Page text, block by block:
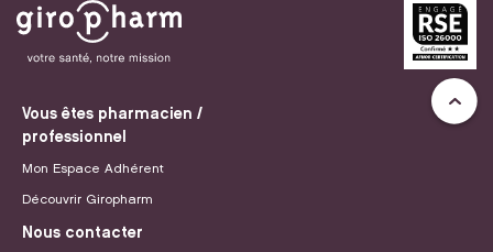
Vous êtes pharmacien /
professionnel
Mon Espace Adhérent
Découvrir Giropharm
Nous contacter